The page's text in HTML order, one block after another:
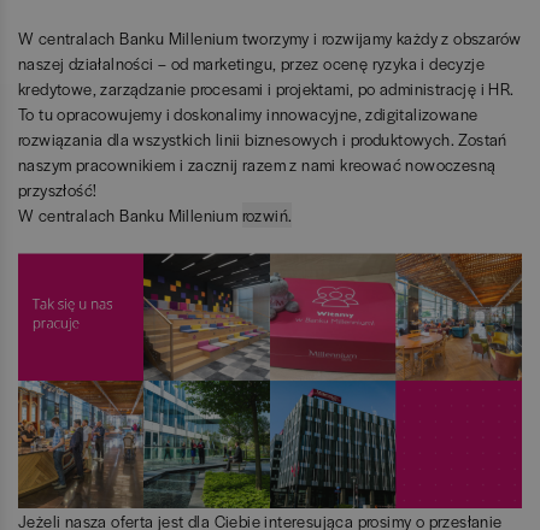
W centralach Banku Millenium tworzymy i rozwijamy każdy z obszarów
naszej działalności – od marketingu, przez ocenę ryzyka i decyzje
kredytowe, zarządzanie procesami i projektami, po administrację i HR.
To tu opracowujemy i doskonalimy innowacyjne, zdigitalizowane
rozwiązania dla wszystkich linii biznesowych i produktowych. Zostań
naszym pracownikiem i zacznij razem z nami kreować nowoczesną
przyszłość!
W centralach Banku Millenium rozwiń.
Jeżeli nasza oferta jest dla Ciebie interesująca prosimy o przesłanie